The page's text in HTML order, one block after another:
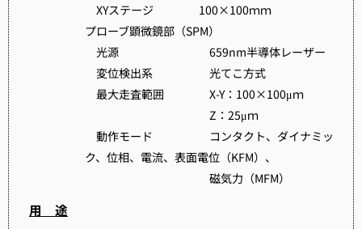
XYステージ 100×100ｍｍ
プローブ顕微鏡部（SPM）
光源 659nm半導体レーザー
変位検出系 光てこ方式
最大走査範囲 X-Y：100×100μｍ
Z：25μｍ
動作モード コンタクト、ダイナミッ
ク、位相、電流、表面電位（KFM）、
磁気力（MFM）
用 途